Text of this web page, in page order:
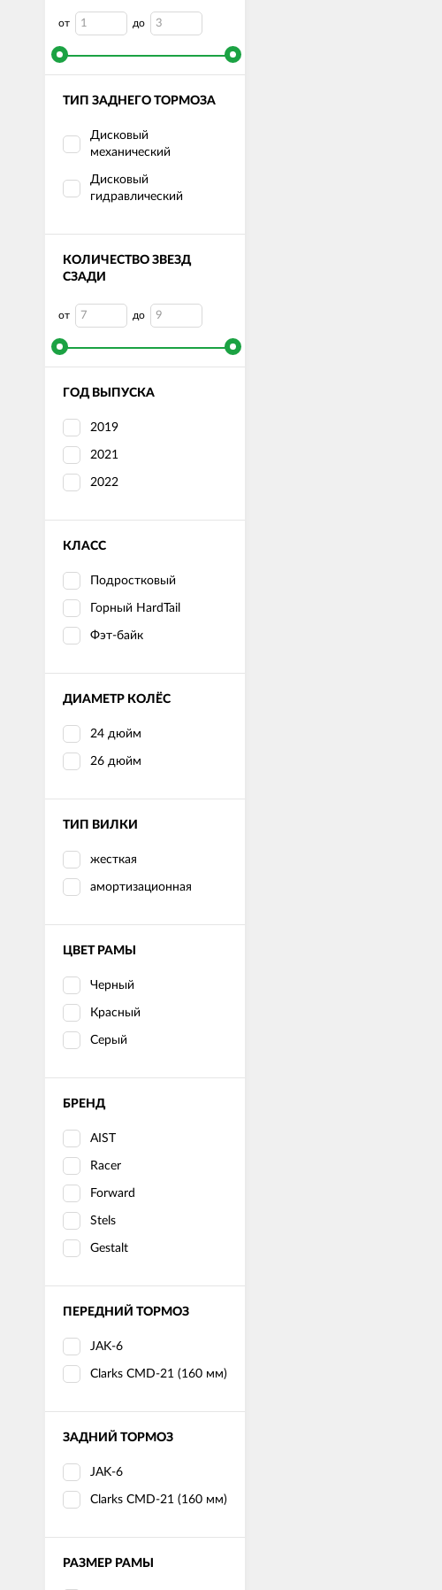
от до
ТИП ЗАДНЕГО ТОРМОЗА
Дисковый
механический
Дисковый
гидравлический
КОЛИЧЕСТВО ЗВЕЗД
СЗАДИ
от до
ГОД ВЫПУСКА
2019
2021
2022
КЛАСС
Подростковый
Горный HardTail
Фэт-байк
ДИАМЕТР КОЛЁС
24 дюйм
26 дюйм
ТИП ВИЛКИ
жесткая
амортизационная
ЦВЕТ РАМЫ
Черный
Красный
Серый
БРЕНД
AIST
Racer
Forward
Stels
Gestalt
ПЕРЕДНИЙ ТОРМОЗ
JAK-6
Clarks CMD-21 (160 мм)
ЗАДНИЙ ТОРМОЗ
JAK-6
Clarks CMD-21 (160 мм)
РАЗМЕР РАМЫ